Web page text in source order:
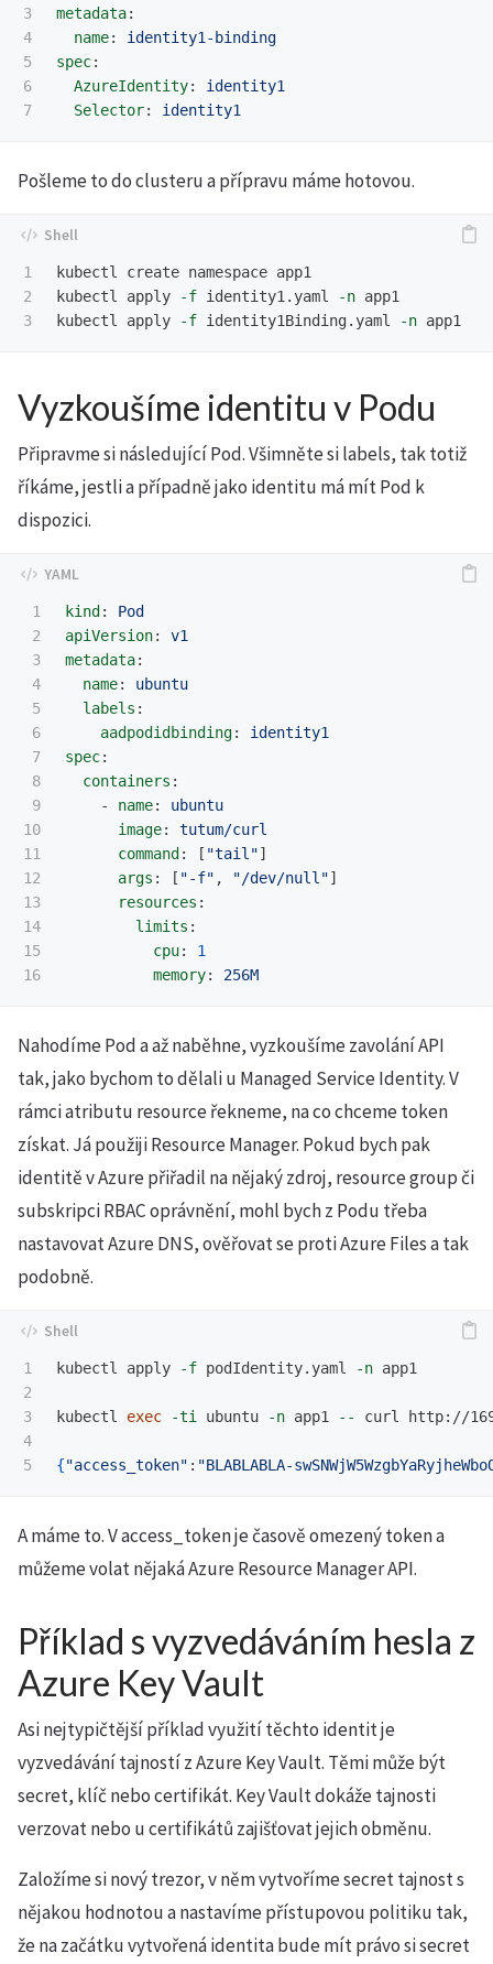
3
4
5
6
metadata:
name:
identity1-binding
spec:
AzureIdentity:
identity1
Selector: identity1
Pošleme to do clusteru a přípravu máme hotovou.
1
2
kubectl create namespace app1
kubectl apply
-f identity1.yaml -n app1
kubectl apply
-f identity1Binding.yaml -n
Vyzkoušíme identitu v Podu
Připravme si následující Pod. Všimněte si labels, tak totiž
říkáme, jestli a případně jako identitu má mít Pod k
dispozici.
1
2
3
4
5
6
7
8
9
10
11
12
13
14
15
kind :
Pod
apiVersion:
v1
metadata:
name:
ubuntu
labels :
aadpodidbinding:
identity1
spec:
containers :
-
name:
ubuntu
image:
tutum/curl
command : [ "tail"]
args : [ "-f" , "/dev/null"]
resources :
limits :
cpu:
1
memory: 256M
Nahodíme Pod a až naběhne, vyzkoušíme zavolání API
tak, jako bychom to dělali u Managed Service Identity. V
rámci atributu resource řekneme, na co chceme token
získat. Já použiji Resource Manager. Pokud bych pak
identitě v Azure přiřadil na nějaký zdroj, resource group či
subskripci RBAC oprávnění, mohl bych z Podu třeba
nastavovat Azure DNS, ověřovat se proti Azure Files a tak
podobně.
1
2
3
4
kubectl apply -f podIdentity.yaml -n app1
kubectl exec -ti ubuntu -n app1 -- curl http://
{"access_token" : "BLABLABLA-
A máme to. V access_token je časově omezený token a
můžeme volat nějaká Azure Resource Manager API.
Příklad s vyzvedáváním hesla z
Azure Key Vault
Asi nejtypičtější příklad využití těchto identit je
vyzvedávání tajností z Azure Key Vault. Těmi může být
secret, klíč nebo certifikát. Key Vault dokáže tajnosti
verzovat nebo u certifikátů zajišťovat jejich obměnu.
Založíme si nový trezor, v něm vytvoříme secret tajnost s
nějakou hodnotou a nastavíme přístupovou politiku tak,
že na začátku vytvořená identita bude mít právo si secret